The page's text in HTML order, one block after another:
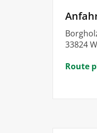
33824
Route